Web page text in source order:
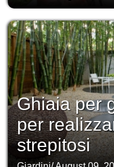
Ghiaia per
per
strepitosi